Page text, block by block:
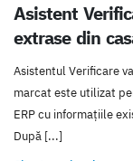
Asistent
extrase din
Asistentul Verificare
marcat este utilizat
ERP cu informațiile
După [...]